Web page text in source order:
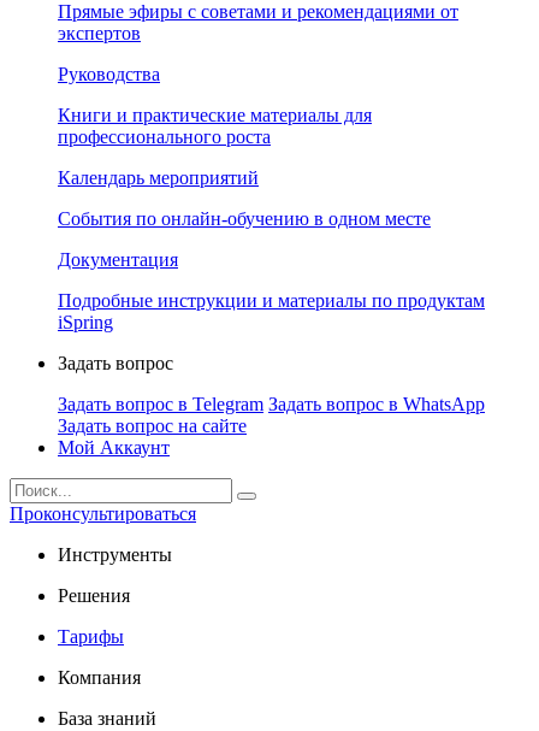
Прямые эфиры с советами и рекомендациями от
экспертов
Руководства
Книги и практические материалы для
профессионального роста
Календарь мероприятий
События по онлайн-обучению в одном месте
Документация
Подробные инструкции и материалы по продуктам
iSpring
Задать вопрос
Задать вопрос в Telegram Задать вопрос в WhatsApp
Задать вопрос на сайте
Мой Аккаунт
Проконсультироваться
Инструменты
Решения
Тарифы
Компания
База знаний